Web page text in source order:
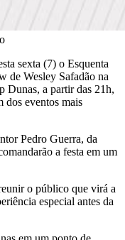
sexta (7) o Esquenta
de Wesley Safadão na
Dunas, a partir das 21h,
dos eventos mais
Pedro Guerra, da
a festa em um
o público que virá a
especial antes da